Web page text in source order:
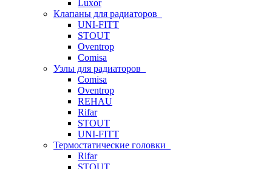
Luxor
Клапаны для радиаторов
UNI-FITT
STOUT
Oventrop
Comisa
Узлы для радиаторов
Comisa
Oventrop
REHAU
Rifar
STOUT
UNI-FITT
Термостатические головки
Rifar
STOUT